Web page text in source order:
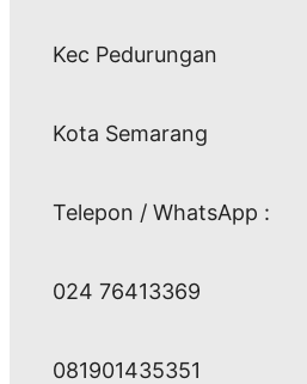
Kec Pedurungan
Kota Semarang
Telepon / WhatsApp :
024 76413369
081901435351